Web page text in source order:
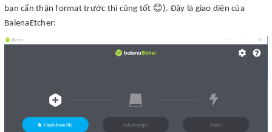
bạn cẩn thận format trước thì cũng tốt 😊). Đây là giao diện của
BalenaEtcher: